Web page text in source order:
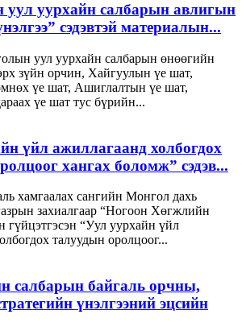
уурхайн салбарын авлигын
сэдэвтэй материалын...
уул уурхайн салбарын өнөөгийн
зүйн орчин, Хайгуулын үе шат,
үе шат, Ашиглалтын үе шат,
үе шат тус бүрийн...
үйл ажиллагаанд холбогдох
хангах боломж” сэдэв...
хамгаалах сангийн Монгол дахь
захиалгаар “Ногоон Хөгжлийн
“Уул уурхайн үйл
талуудын оролцоог...
салбарын байгаль орчны,
үнэлгээний эцсийн